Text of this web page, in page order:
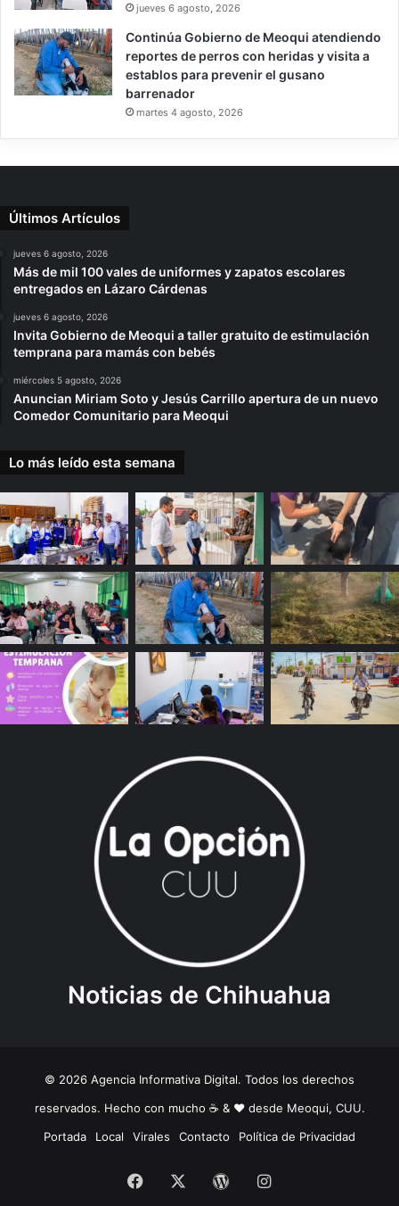
jueves 6 agosto, 2026
Continúa Gobierno de Meoqui atendiendo
reportes de perros con heridas y visita a
establos para prevenir el gusano
barrenador
martes 4 agosto, 2026
Últimos Artículos
jueves 6 agosto, 2026
Más de mil 100 vales de uniformes y zapatos escolares
entregados en Lázaro Cárdenas
jueves 6 agosto, 2026
Invita Gobierno de Meoqui a taller gratuito de estimulación
temprana para mamás con bebés
miércoles 5 agosto, 2026
Anuncian Miriam Soto y Jesús Carrillo apertura de un nuevo
Comedor Comunitario para Meoqui
Lo más leído esta semana
Noticias de Chihuahua
© 2026 Agencia Informativa Digital. Todos los derechos
reservados. Hecho con mucho ☕️ & ❤️ desde Meoqui, CUU.
Portada
Local Virales Contacto Política de Privacidad
Facebook WordPressInstagram